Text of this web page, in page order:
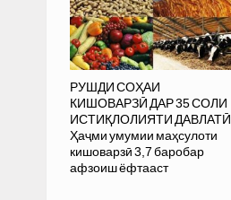
РУШДИ СОҲАИ
КИШОВАРЗӢ ДАР 35 СОЛИ
ИСТИҚЛОЛИЯТИ ДАВЛАТӢ.
Ҳаҷми умумии маҳсулоти
кишоварзӣ 3,7 баробар
афзоиш ёфтааст